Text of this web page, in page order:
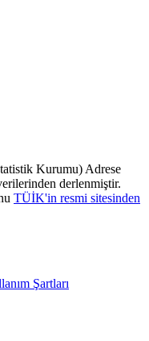
Kurumu) Adrese
derlenmiştir.
TÜİK'in resmi sitesinden
Şartları